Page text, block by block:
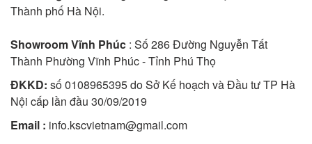
Thành phố Hà Nội.
Showroom Vĩnh Phúc : Số 286 Đường Nguyễn Tất
Thành Phường Vĩnh Phúc - Tỉnh Phú Thọ
ĐKKD: số 0108965395 do Sở Kế hoạch và Đầu tư TP Hà
Nội cấp lần đầu 30/09/2019
Email : info.kscvietnam@gmail.com